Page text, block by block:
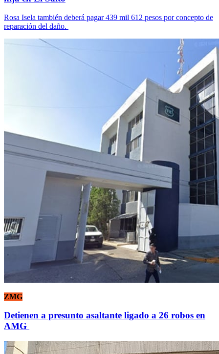
Rosa Isela también deberá pagar 439 mil 612 pesos por concepto de
reparación del daño.
ZMG
Detienen a presunto asaltante ligado a 26 robos en
AMG